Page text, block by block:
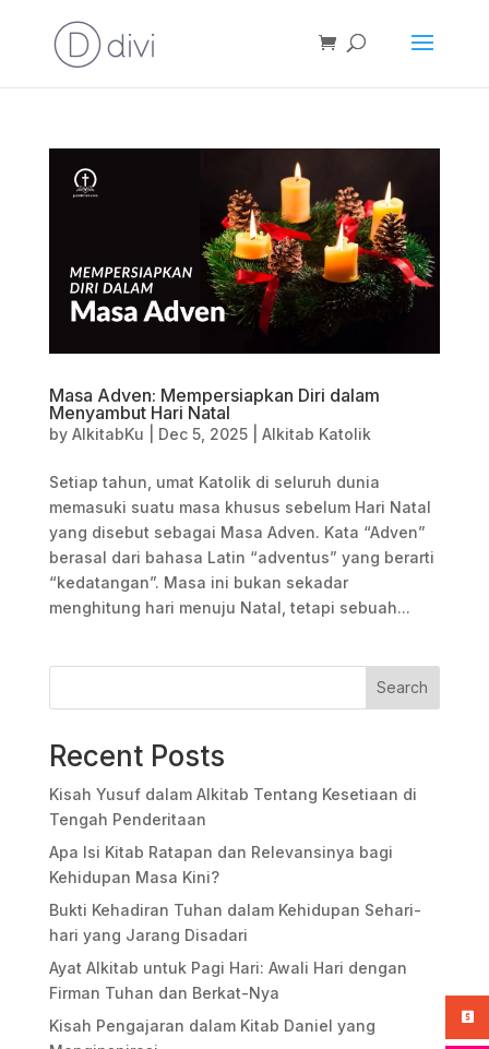
Masa Adven: Mempersiapkan Diri dalam
Menyambut Hari Natal
by AlkitabKu Dec 5, 2025| Alkitab Katolik
Setiap tahun, umat Katolik di seluruh dunia
memasuki suatu masa khusus sebelum Hari Natal
yang disebut sebagai Masa Adven. Kata “Adven”
berasal dari bahasa Latin “adventus” yang berarti
“kedatangan”. Masa ini bukan sekadar
menghitung hari menuju Natal, tetapi sebuah...
Search
Recent Posts
Kisah Yusuf dalam Alkitab Tentang Kesetiaan di
Tengah Penderitaan
Apa Isi Kitab Ratapan dan Relevansinya bagi
Kehidupan Masa Kini?
Bukti Kehadiran Tuhan dalam Kehidupan Sehari-
hari yang Jarang Disadari
Ayat Alkitab untuk Pagi Hari: Awali Hari dengan
Firman Tuhan dan Berkat-Nya
Kisah Pengajaran dalam Kitab Daniel yang